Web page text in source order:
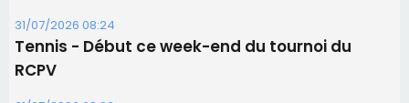
Corte – L’association A Nuciola organise une
projection sous les étoiles
06/08/2026 15:04
Alata - Soirée Tango Argentin au stade de San